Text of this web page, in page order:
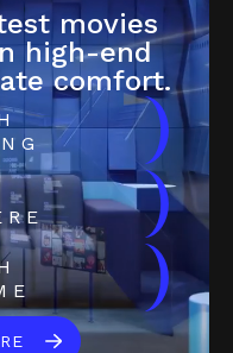
movies
high-end
comfort.
)
)
)